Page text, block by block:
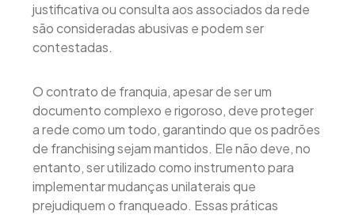
justificativa ou consulta aos associados da rede
são consideradas abusivas e podem ser
contestadas.
O contrato de franquia, apesar de ser um
documento complexo e rigoroso, deve proteger
a rede como um todo, garantindo que os padrões
de franchising sejam mantidos. Ele não deve, no
entanto, ser utilizado como instrumento para
implementar mudanças unilaterais que
prejudiquem o franqueado. Essas práticas